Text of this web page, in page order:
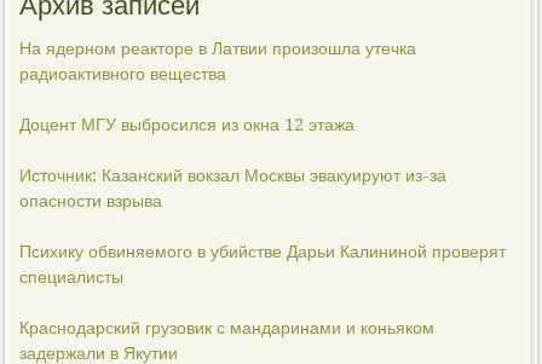
На ядерном реакторе в Латвии произошла утечка
радиоактивного вещества
Доцент МГУ выбросился из окна 12 этажа
Источник: Казанский вокзал Москвы эвакуируют из-за
опасности взрыва
Психику обвиняемого в убийстве Дарьи Калининой проверят
специалисты
Краснодарский грузовик с мандаринами и коньяком
задержали в Якутии